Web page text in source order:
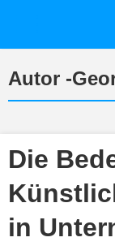
Autor -
Die
in